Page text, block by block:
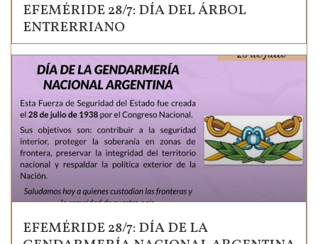
EFEMÉRIDE 28/7: DÍA DEL ÁRBOL
ENTRERRIANO
EFEMÉRIDE 28/7: DÍA DE LA